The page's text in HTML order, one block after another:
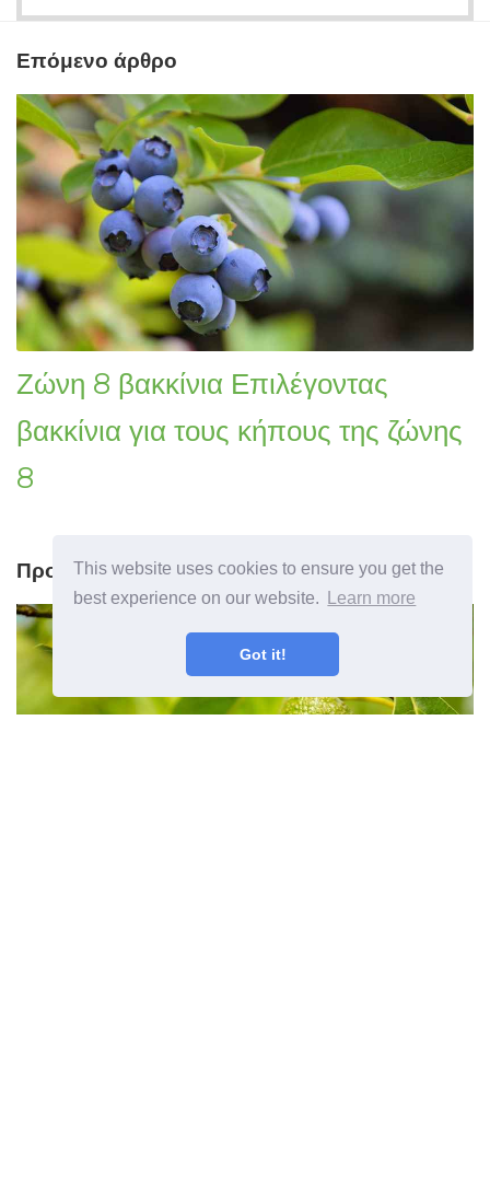
This website uses cookies to ensure you get the
best experience on our website.
Learn more
Got it!
Επόμενο άρθρο
Ζώνη 8 βακκίνια Επιλέγοντας
βακκίνια για τους κήπους της ζώνης
8
Προηγούμενο άρθρο